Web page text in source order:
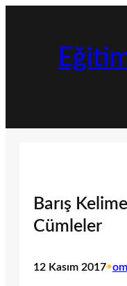
Barış
Cümleler
12 Kasım 2017•